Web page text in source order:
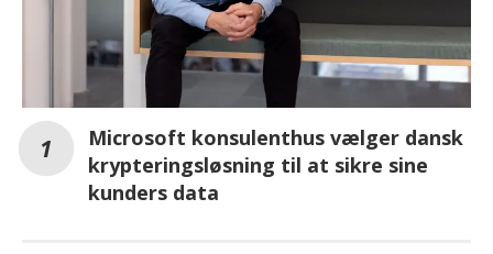
Microsoft konsulenthus vælger dansk
krypteringsløsning til at sikre sine
kunders data